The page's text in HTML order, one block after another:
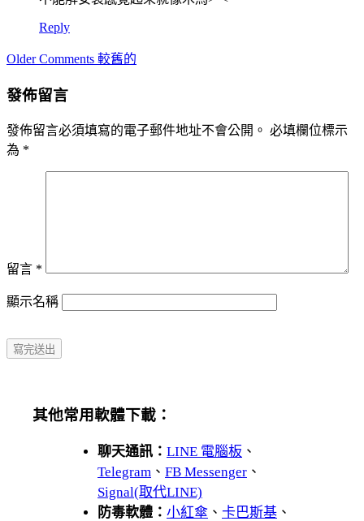
Reply
Comment
Older Comments 較舊的
發佈留言
發佈留言必須填寫的電子郵件地址不會公開。 必填欄位標示
為 *
留言 *
顯示名稱
其他常用軟體下載：
聊天通訊： LINE 電腦板 、
Telegram 、 FB Messenger 、
Signal(取代LINE)
防毒軟體： 小紅傘 、 卡巴斯基 、